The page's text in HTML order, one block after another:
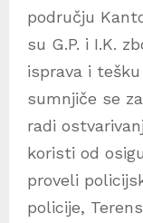
području
su G.P. i I.K.
isprava i
sumnjiče se
radi
koristi od
proveli
policije,